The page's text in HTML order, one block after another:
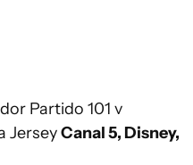
Partido 101 v
JerseyCanal 5, Disney,